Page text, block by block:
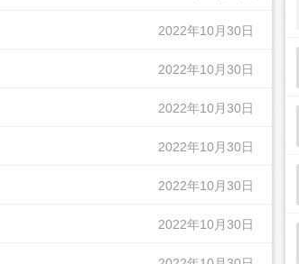
2022年10月30日
2022年10月30日
2022年10月30日
2022年10月30日
2022年10月30日
2022年10月30日